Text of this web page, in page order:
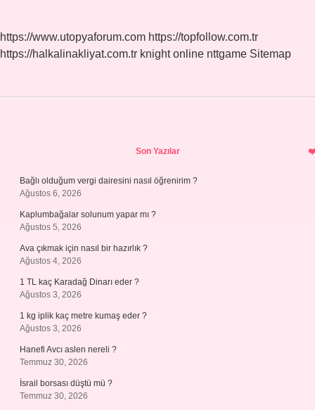
https://www.utopyaforum.com https://topfollow.com.tr
https://halkalinakliyat.com.tr knight online nttgame Sitemap
Son Yazılar
Bağlı olduğum vergi dairesini nasıl öğrenirim ?
Ağustos 6, 2026
Kaplumbağalar solunum yapar mı ?
Ağustos 5, 2026
Ava çıkmak için nasıl bir hazırlık ?
Ağustos 4, 2026
1 TL kaç Karadağ Dinarı eder ?
Ağustos 3, 2026
1 kg iplik kaç metre kumaş eder ?
Ağustos 3, 2026
Hanefi Avcı aslen nereli ?
Temmuz 30, 2026
İsrail borsası düştü mü ?
Temmuz 30, 2026